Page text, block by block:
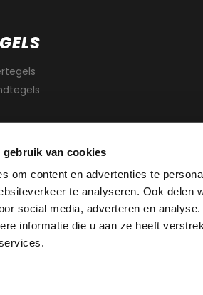
gebruik van cookies
om content en advertenties te
te analyseren. Ook delen
social media, adverteren en
informatie die u aan ze heeft